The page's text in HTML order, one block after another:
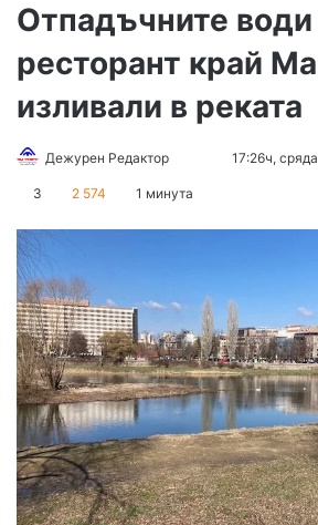
Отпадъчните води
ресторант край
изливали в реката
Дежурен Редактор
Send17:26ч,
3 2 574 1 минута